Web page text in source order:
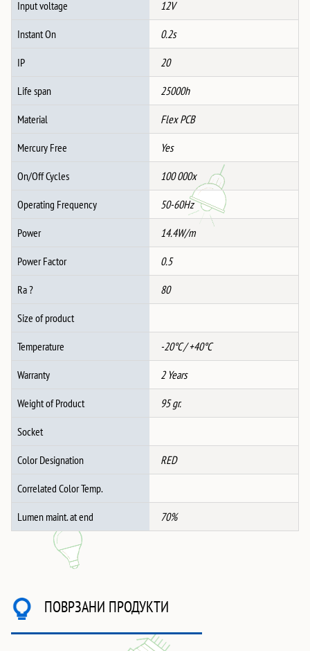
Input voltage 12V
Instant On 0.2s
IP 20
Life span 25000h
Material Flex PCB
Mercury Free Yes
On/Off Cycles 100 000x
Operating Frequency 50-60Hz
Power 14.4W/m
Power Factor 0.5
Ra ? 80
Size of product
Temperature -20°C / +40°C
Warranty 2 Years
Weight of Product 95 gr.
Socket
Color Designation RED
Correlated Color Temp.
Lumen maint. at end 70%
ПОВРЗАНИ ПРОДУКТИ